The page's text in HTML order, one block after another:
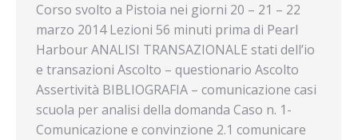
Corso svolto a Pistoia nei giorni 20 – 21 – 22
marzo 2014 Lezioni 56 minuti prima di Pearl
Harbour ANALISI TRANSAZIONALE stati dell’io
e transazioni Ascolto – questionario Ascolto
Assertività BIBLIOGRAFIA – comunicazione casi
scuola per analisi della domanda Caso n. 1-
Comunicazione e convinzione 2.1 comunicare